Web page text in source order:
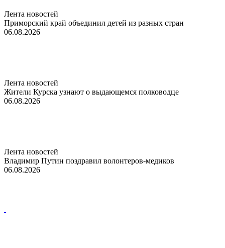
Лента новостей
Приморский край объединил детей из разных стран
06.08.2026
Лента новостей
Жители Курска узнают о выдающемся полководце
06.08.2026
Лента новостей
Владимир Путин поздравил волонтеров-медиков
06.08.2026